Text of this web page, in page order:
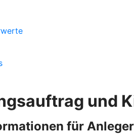
und
für